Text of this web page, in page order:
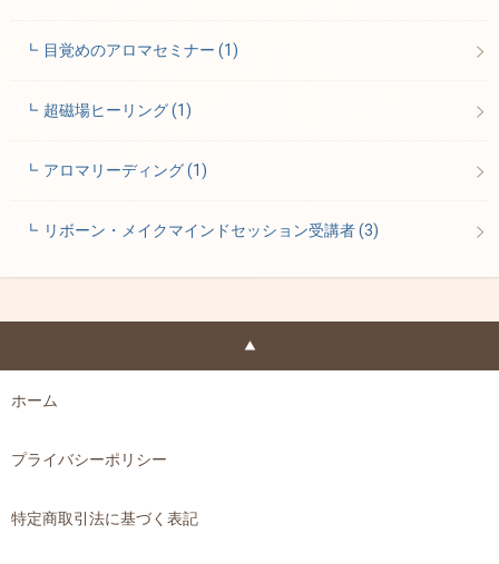
目覚めのアロマセミナー(1)
超磁場ヒーリング(1)
アロマリーディング(1)
リボーン・メイクマインドセッション受講者(3)
ホーム
プライバシーポリシー
特定商取引法に基づく表記